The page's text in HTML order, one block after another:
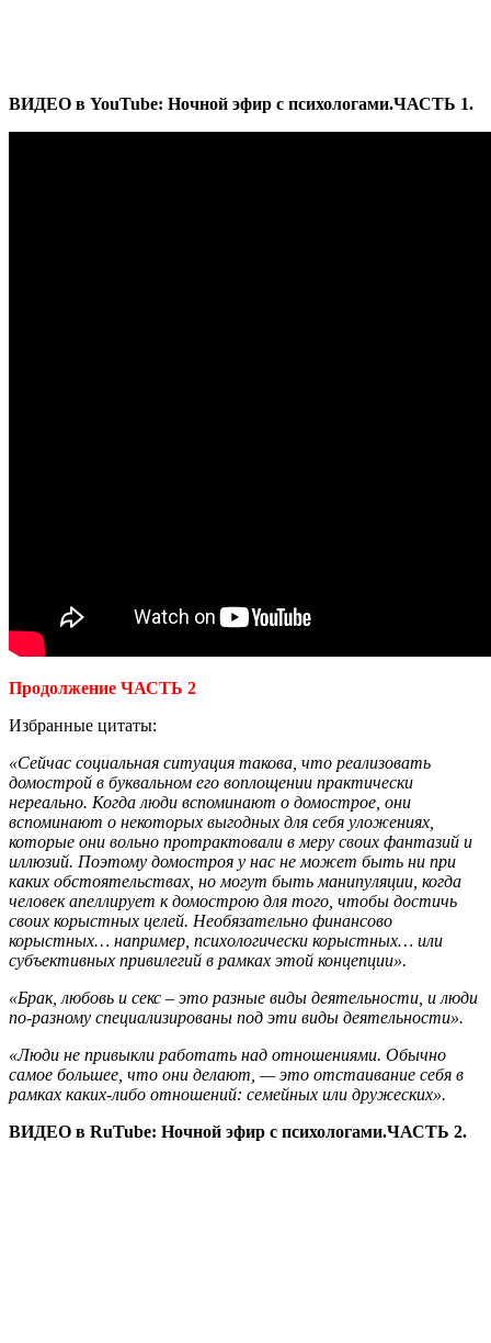
ВИДЕО в YouTube: Ночной эфир с психологами.ЧАСТЬ 1.
Продолжение ЧАСТЬ 2
Избранные цитаты:
«Сейчас социальная ситуация такова, что реализовать
домострой в буквальном его воплощении практически
нереально. Когда люди вспоминают о домострое, они
вспоминают о некоторых выгодных для себя уложениях,
которые они вольно протрактовали в меру своих фантазий и
иллюзий. Поэтому домостроя у нас не может быть ни при
каких обстоятельствах, но могут быть манипуляции, когда
человек апеллирует к домострою для того, чтобы достичь
своих корыстных целей. Необязательно финансово
корыстных… например, психологически корыстных… или
субъективных привилегий в рамках этой концепции».
«Брак, любовь и секс – это разные виды деятельности, и люди
по-разному специализированы под эти виды деятельности».
«Люди не привыкли работать над отношениями. Обычно
самое большее, что они делают, — это отстаивание себя в
рамках каких-либо отношений: семейных или дружеских».
ВИДЕО в RuTube: Ночной эфир с психологами.ЧАСТЬ 2.